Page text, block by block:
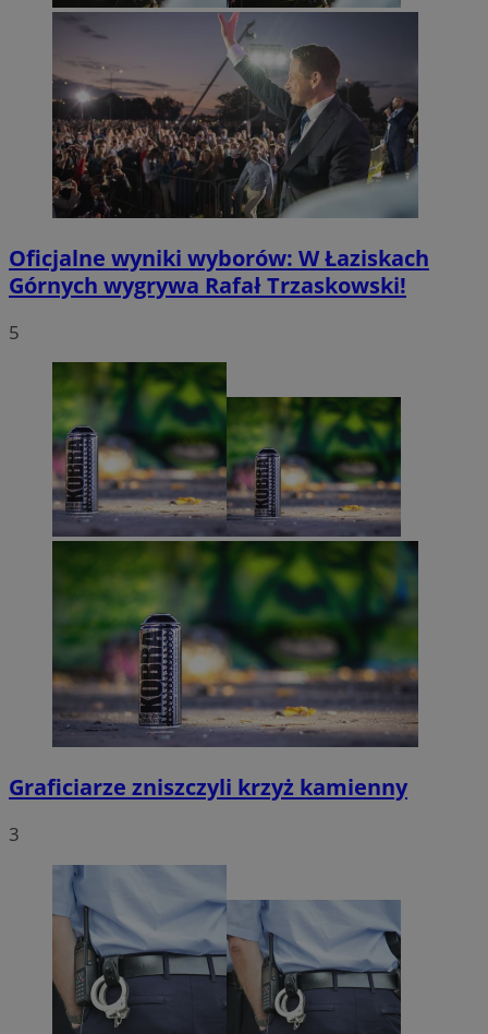
Oficjalne wyniki wyborów: W Łaziskach
Górnych wygrywa Rafał Trzaskowski!
5
Graficiarze zniszczyli krzyż kamienny
3